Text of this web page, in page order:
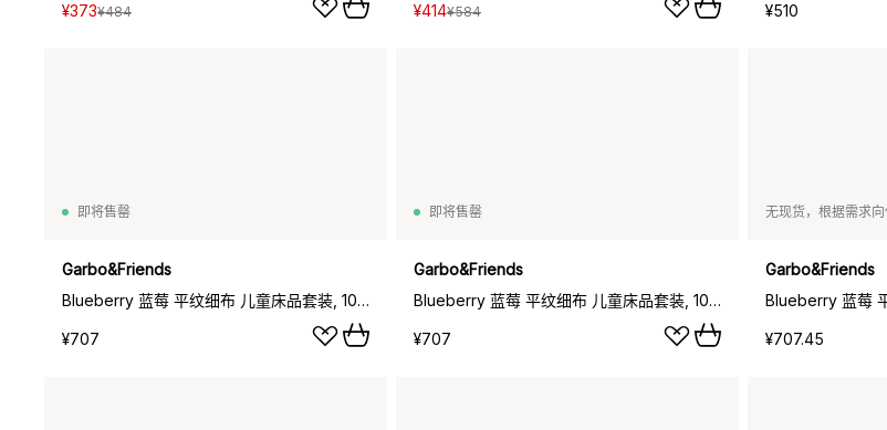
¥373¥484 ¥414¥584 ¥510
即将售罄
Garbo&Friends
Blueberry 蓝莓 平纹细布 儿童床品套装, 100x140cm_40x45cm
¥707
即将售罄
Garbo&Friends
Blueberry 蓝莓 平纹细布 儿童床品套装, 100x140cm_40x60cm
¥707
无现货，根据需求
Garbo&Friends
¥707.45